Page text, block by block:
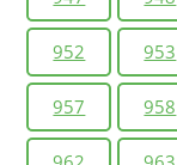
952 953
957 958